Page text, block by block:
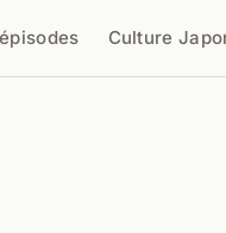
Culture